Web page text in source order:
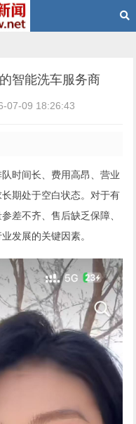
智能洗车服务商
07-09 18:26:43
时间长、费用高昂、营业
期处于空白状态。对于有
差不齐、售后缺乏保障、
发展的关键因素。